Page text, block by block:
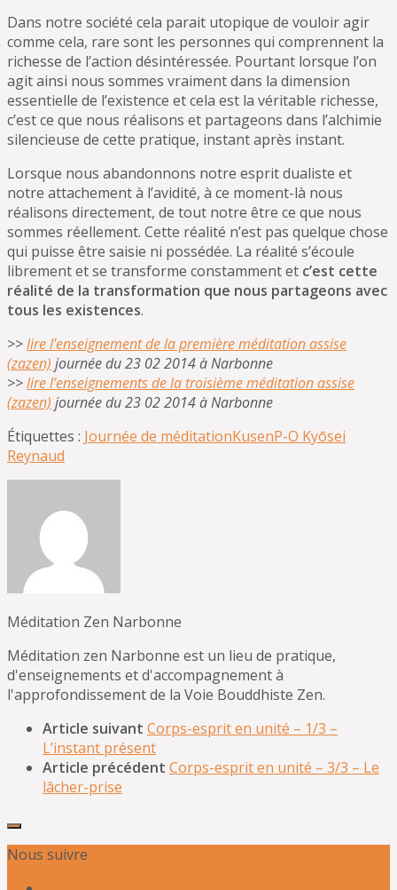
Dans notre société cela parait utopique de vouloir agir
comme cela, rare sont les personnes qui comprennent la
richesse de l’action désintéressée. Pourtant lorsque l’on
agit ainsi nous sommes vraiment dans la dimension
essentielle de l’existence et cela est la véritable richesse,
c’est ce que nous réalisons et partageons dans l’alchimie
silencieuse de cette pratique, instant après instant.
Lorsque nous abandonnons notre esprit dualiste et
notre attachement à l’avidité, à ce moment-là nous
réalisons directement, de tout notre être ce que nous
sommes réellement. Cette réalité n’est pas quelque chose
qui puisse être saisie ni possédée. La réalité s’écoule
librement et se transforme constamment et c’est cette
réalité de la transformation que nous partageons avec
tous les existences.
>>lire l’enseignement de la première méditation assise
(zazen) journée du 23 02 2014 à Narbonne
>>lire l’enseignements de la troisième méditation assise
(zazen) journée du 23 02 2014 à Narbonne
Étiquettes : Journée de méditationKusenP-O Kyōsei
Reynaud
Méditation Zen Narbonne
Méditation zen Narbonne est un lieu de pratique,
d'enseignements et d'accompagnement à
l'approfondissement de la Voie Bouddhiste Zen.
Article suivant Corps-esprit en unité – 1/3 –
L’instant présent
Article précédent Corps-esprit en unité – 3/3 – Le
lâcher-prise
Nous suivre